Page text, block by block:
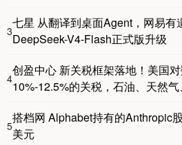
3
七星 从翻译到桌面Agent，网易有
DeepSeek-V4-Flash正式版升级
4
创盈中心 新关税框架落地！美国
10%-12.5%的关税，石油、天然
5
搭档网 Alphabet持有的Anthropic
美元